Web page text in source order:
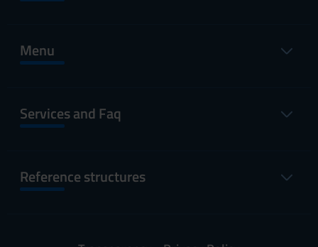
Menu
Services and Faq
Reference structures